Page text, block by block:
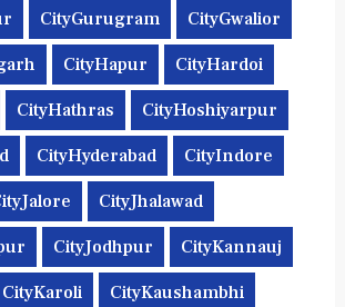
CityGurugram CityGwalior
CityHapur CityHardoi
CityHathras CityHoshiyarpur
CityHyderabad CityIndore
CityJhalawad
CityJodhpur CityKannauj
CityKaroli CityKaushambhi